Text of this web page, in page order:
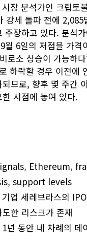
장 분석가인 크립토
강세 돌파 전에 2,085
주장하고 있다. 분석
월 6일의 저점을 가격
로소 상승이 가능하
하락할 경우 이전에
므로, 향후 몇 주간
시점에 놓여 있다.
, Ethereum,
, support levels
업 세레브라스의
한 리스크가 존재
1년 동안 네 차례의